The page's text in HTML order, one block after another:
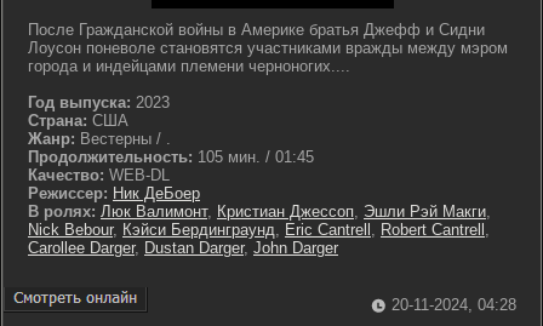
После Гражданской войны в Америке братья Джефф и Сидни
Лоусон поневоле становятся участниками вражды между мэром
города и индейцами племени черноногих....
Год выпуска: 2023
Страна: США
Жанр: Вестерны / .
Продолжительность: 105 мин. / 01:45
Качество: WEB-DL
Режиссер: Ник ДеБоер
В ролях: Люк Валимонт, Кристиан Джессоп, Эшли Рэй Макги,
Nick Bebour, Кэйси Бердинграунд, Eric Cantrell , Robert Cantrell ,
Carollee Darger, Dustan Darger, John Darger
20-11-2024, 04:28